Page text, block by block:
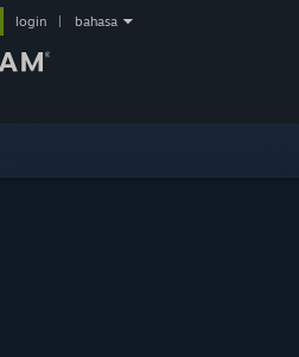
login bahasa